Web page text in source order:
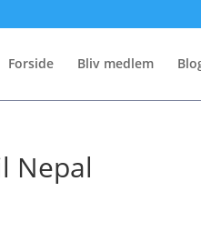
Forside Bliv medlem
Nepal